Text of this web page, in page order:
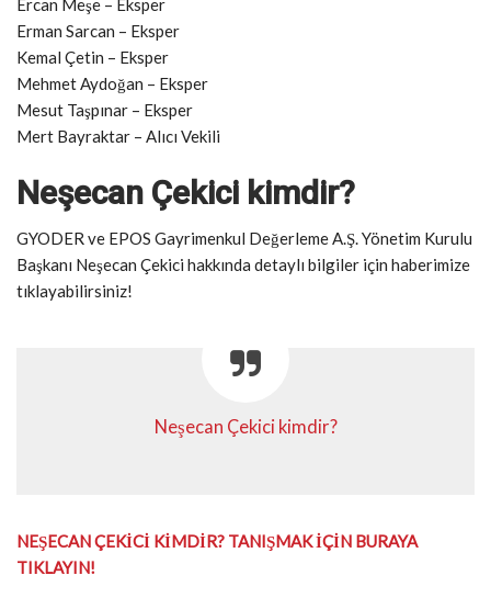
Erman Sarcan – Eksper
Kemal Çetin – Eksper
Mehmet Aydoğan – Eksper
Mesut Taşpınar – Eksper
Mert Bayraktar – Alıcı Vekili
Neşecan Çekici kimdir?
GYODER ve EPOS Gayrimenkul Değerleme A.Ş. Yönetim Kurulu
Başkanı Neşecan Çekici hakkında detaylı bilgiler için haberimize
tıklayabilirsiniz!
Neşecan Çekici kimdir?
NEŞECAN ÇEKİCİ KİMDİR? TANIŞMAK İÇİN BURAYA
TIKLAYIN!